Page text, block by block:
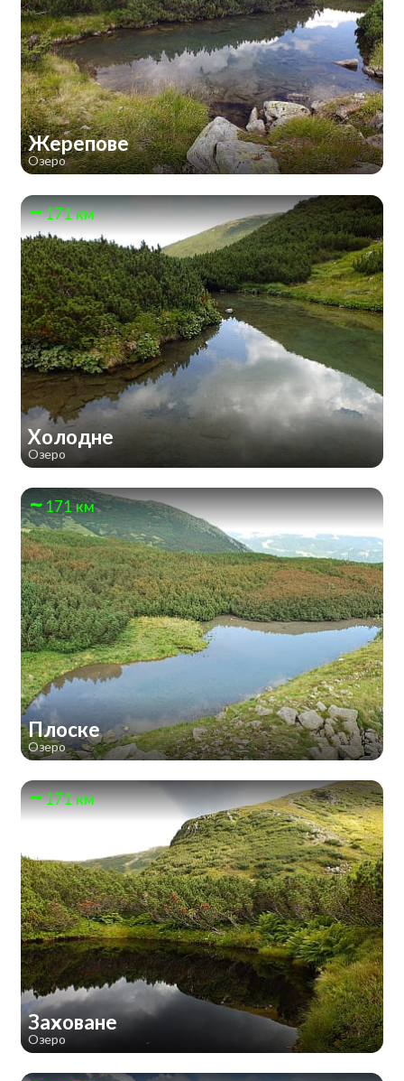
Жерепове
Озеро
171 км
Холодне
Озеро
171 км
Плоске
Озеро
171 км
Заховане
Озеро